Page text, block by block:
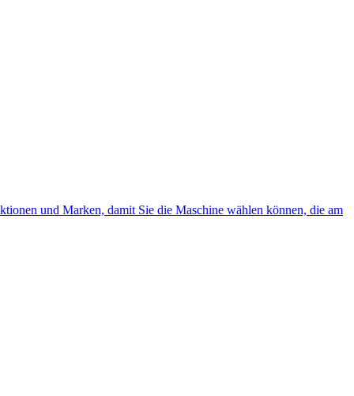
und Marken, damit Sie die Maschine wählen können, die am